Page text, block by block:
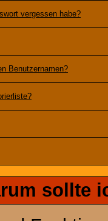
vergessen habe?
Benutzernamen?
sollte